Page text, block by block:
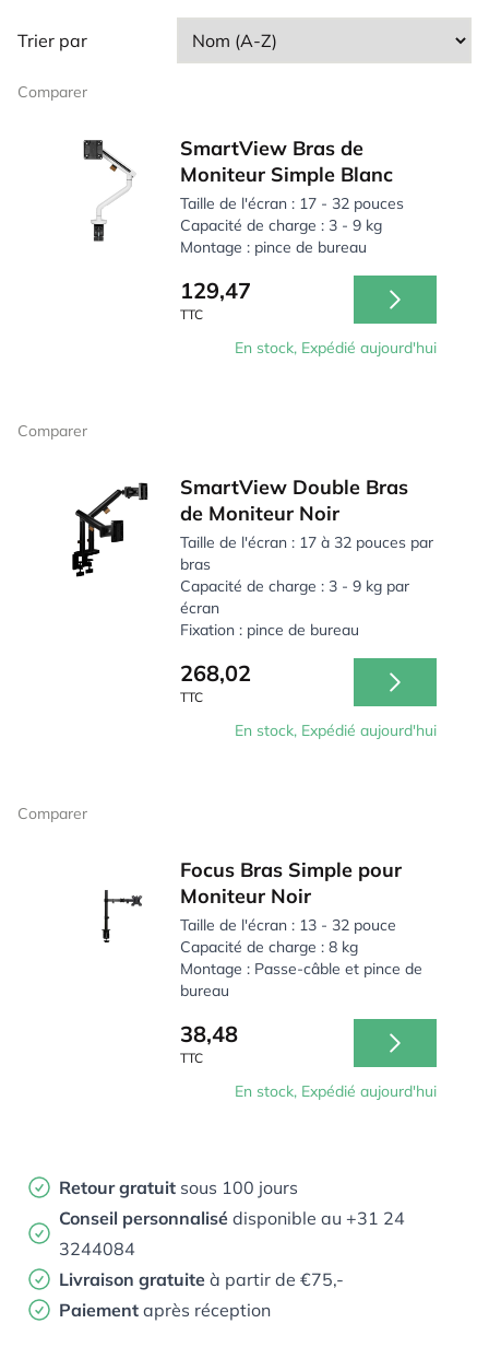
Trier par
Comparer
SmartView Bras de
Moniteur Simple Blanc
Taille de l'écran : 17 - 32 pouces
Capacité de charge : 3 - 9 kg
Montage : pince de bureau
129,47
TTC
En stock, Expédié aujourd'hui
Comparer
SmartView Double Bras
de Moniteur Noir
Taille de l'écran : 17 à 32 pouces par
bras
Capacité de charge : 3 - 9 kg par
écran
Fixation : pince de bureau
268,02
TTC
En stock, Expédié aujourd'hui
Comparer
Focus Bras Simple pour
Moniteur Noir
Taille de l'écran : 13 - 32 pouce
Capacité de charge : 8 kg
Montage : Passe-câble et pince de
bureau
38,48
TTC
En stock, Expédié aujourd'hui
Retour gratuit sous 100 jours
Conseil personnalisé disponible au +31 24
3244084
Livraison gratuite à partir de €75,-
Paiement après réception